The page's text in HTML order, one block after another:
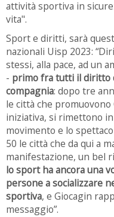
attività sportiva in
vita".
Sport e diritti, sarà
nazionali Uisp 2023:
stessi, alla pace, ad un
- primo fra tutti il diritto
compagnia: dopo tre
le città che
iniziativa, si rimettono
movimento e lo
50 le città che da qui a
manifestazione, un bel
lo sport ha ancora una
persone a socializzare
sportiva, e Giocagin
messaggio”.